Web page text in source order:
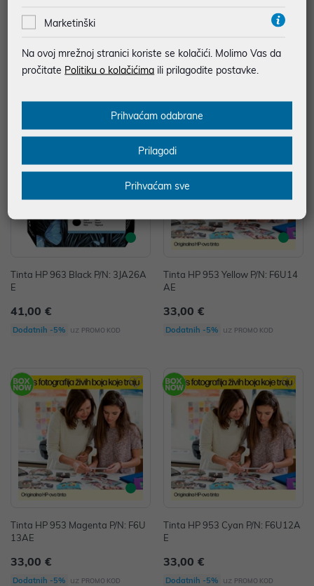
Tinta HP 912XL Cyan P/N: 3YL81
26,00 €
Dodatnih -5%
Tinta HP 912XL Black P/N: 3YL84
52,00 €
Dodatnih -5%
Tinta HP 963 Black P/N: 3JA26A
E
41,00 €
Dodatnih -5% uz PROMO KOD
Tinta HP 953 Yellow P/N: F6U14
AE
33,00 €
Dodatnih -5% uz PROMO KOD
Tinta HP 953 Magenta P/N: F6U
13AE
33,00 €
Dodatnih -5% uz PROMO KOD
Tinta HP 953 Cyan P/N: F6U12A
E
33,00 €
Dodatnih -5% uz PROMO KOD
Marketinški
Na ovoj mrežnoj stranici koriste se kolačići. Molimo Vas da
pročitate Politiku o kolačićima ili prilagodite postavke.
Prihvaćam odabrane
Prilagodi
Prihvaćam sve